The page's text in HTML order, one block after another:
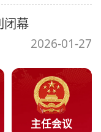
闭幕
2026-01-27
主任会议